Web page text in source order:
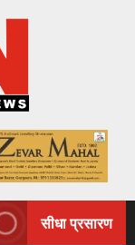
सीधा प्रसारण